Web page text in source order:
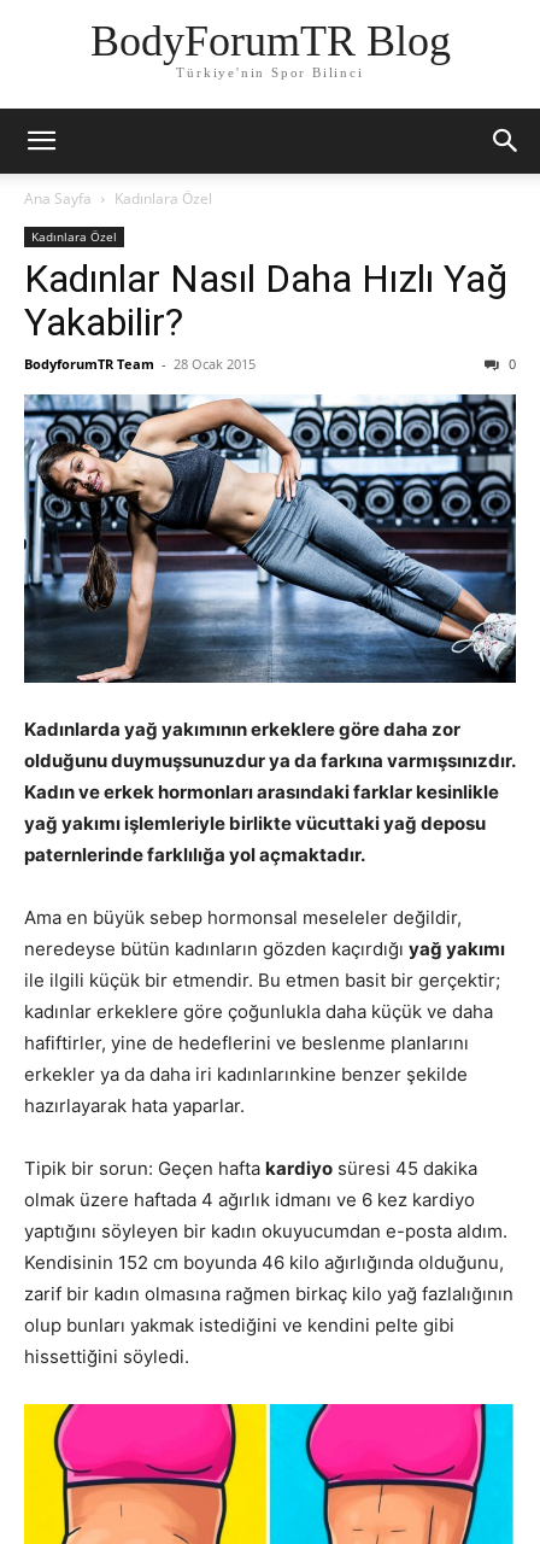
BodyForumTR Blog
Türkiye'nin Spor Bilinci
Ana Sayfa Kadınlara Özel
Kadınlara Özel
Kadınlar Nasıl Daha Hızlı Yağ
Yakabilir?
BodyforumTR Team - 28 Ocak 2015 0
Kadınlarda yağ yakımının erkeklere göre daha zor
olduğunu duymuşsunuzdur ya da farkına varmışsınızdır.
Kadın ve erkek hormonları arasındaki farklar kesinlikle
yağ yakımı işlemleriyle birlikte vücuttaki yağ deposu
paternlerinde farklılığa yol açmaktadır.
Ama en büyük sebep hormonsal meseleler değildir,
neredeyse bütün kadınların gözden kaçırdığı yağ yakımı
ile ilgili küçük bir etmendir. Bu etmen basit bir gerçektir;
kadınlar erkeklere göre çoğunlukla daha küçük ve daha
hafiftirler, yine de hedeflerini ve beslenme planlarını
erkekler ya da daha iri kadınlarınkine benzer şekilde
hazırlayarak hata yaparlar.
Tipik bir sorun: Geçen hafta kardiyo süresi 45 dakika
olmak üzere haftada 4 ağırlık idmanı ve 6 kez kardiyo
yaptığını söyleyen bir kadın okuyucumdan e-posta aldım.
Kendisinin 152 cm boyunda 46 kilo ağırlığında olduğunu,
zarif bir kadın olmasına rağmen birkaç kilo yağ fazlalığının
olup bunları yakmak istediğini ve kendini pelte gibi
hissettiğini söyledi.